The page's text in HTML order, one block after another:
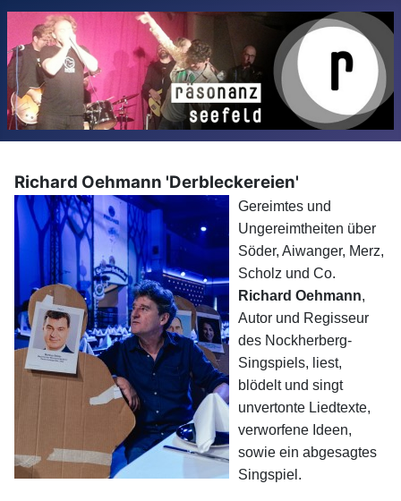
Richard Oehmann 'Derbleckereien'
Gereimtes und
Ungereimtheiten über
Söder, Aiwanger, Merz,
Scholz und Co.
Richard Oehmann,
Autor und Regisseur
des Nockherberg-
Singspiels, liest,
blödelt und singt
unvertonte Liedtexte,
verworfene Ideen,
sowie ein abgesagtes
Singspiel.